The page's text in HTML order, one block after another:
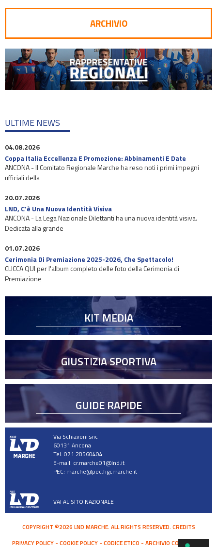
ARCHIVIO
ULTIME NEWS
04.08.2026
Coppa Italia Eccellenza E Promozione: Abbinamenti E Date
ANCONA - Il Comitato Regionale Marche ha reso noti i primi impegni
ufficiali della
20.07.2026
LND, C’è Una Nuova Identità Visiva
ANCONA - La Lega Nazionale Dilettanti ha una nuova identità visiva.
Dedicata alla grande
01.07.2026
Cerimonia Di Premiazione 2025-2026, Che Spettacolo!
CLICCA QUI per l'album completo delle foto della Cerimonia di
Premiazione
KIT MEDIA
GIUSTIZIA SPORTIVA
GUIDE RAPIDE
Via Schiavoni snc
60131 Ancona
Tel. 071 28560404
E-mail: cr.marche01@lnd.it
PEC: marche@pec.figcmarche.it
VAI AL SITO NAZIONALE
COPYRIGHT ©2026 LND MARCHE. ALL RIGHTS RESERVED. CREDITS
PRIVACY POLICY
COOKIE POLICY CODICE ETICO ARCHIVIO COMUNICATI